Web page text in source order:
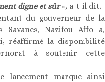
digne et sûr», a-t-il dit.
du gouverneur de la
Savanes, Nazifou Affo a,
réaffirmé la disponibilité
à soutenir cette
lancement marque ainsi